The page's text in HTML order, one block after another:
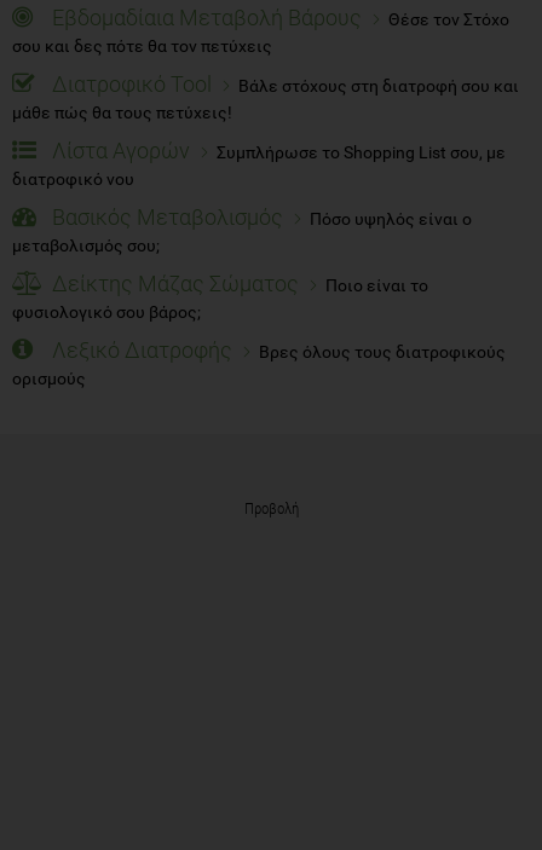
Εβδομαδίαια Μεταβολή Βάρους
Θέσε τον Στόχο
σου και δες πότε θα τον πετύχεις
Διατροφικό Tool
Βάλε στόχους στη διατροφή σου και
μάθε πώς θα τους πετύχεις!
Λίστα Αγορών
Συμπλήρωσε το Shopping List σου, με
διατροφικό νου
Βασικός Μεταβολισμός
Πόσο υψηλός είναι ο
μεταβολισμός σου;
Δείκτης Μάζας Σώματος
Ποιο είναι το
φυσιολογικό σου βάρος;
Λεξικό Διατροφής
Βρες όλους τους διατροφικούς
ορισμούς
Προβολή